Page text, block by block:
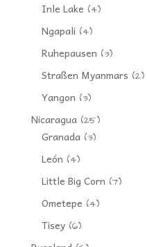
Inle Lake (4)
Ngapali (4)
Ruhepausen (3)
Straßen Myanmars (2)
Yangon (3)
Nicaragua(25)
Granada(3)
León (4)
Little Big Corn (7)
Ometepe (4)
Tisey(6)